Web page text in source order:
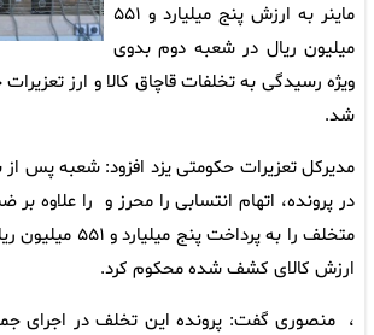
ماینر به ارزش پنج میلیارد و ۵۵۱
میلیون ریال در شعبه دوم بدوی
ویژه رسیدگی به تخلفات قاچاق کالا و ارز
شد.
مدیرکل تعزیرات حکومتی یزد افزود: شعبه پس
در پرونده، اتهام انتسابی را محرز و را علاوه
متخلف را به پرداخت
ارزش کالای کشف شده محکوم کرد.
، منصوری گفت: پرونده این تخلف در اجرای